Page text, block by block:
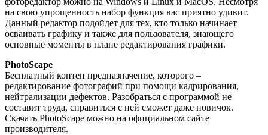
на свою упрощенность набор функция вас приятно удивит.
Данный редактор подойдет для тех, кто только начинает
осваивать графику и также для пользователя, знающего
основные моменты в плане редактирования графики.
PhotoScape
Бесплатный контен предназначение, которого –
редактирование фотографий при помощи кадрирования,
нейтрализации дефектов. Разобраться с программой не
составит труда, справиться с ней сможет даже новичок.
Скачать PhotoScape можно на официальном сайте
производителя.